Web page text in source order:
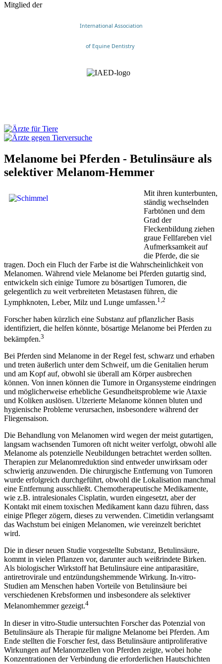
Mitglied der
International Association
of Equine Dentistry
Melanome bei Pferden - Betulinsäure als
selektiver Melanom-Hemmer
Mit ihren kunterbunten,
ständig wechselnden
Farbtönen und dem
Grad der
Fleckenbildung ziehen
graue Fellfareben viel
Aufmerksamkeit auf
die Pferde, die sie
tragen. Doch ein Fluch der Farbe ist die Wahrscheinlichkeit von
Melanomen. Während viele Melanome bei Pferden gutartig sind,
entwickeln sich einige Tumore zu bösartigen Tumoren, die
gelegentlich zu weit verbreiteten Metastasen führen, die
Lymphknoten, Leber, Milz und Lunge umfassen.1,2
Forscher haben kürzlich eine Substanz auf pflanzlicher Basis
identifiziert, die helfen könnte, bösartige Melanome bei Pferden zu
bekämpfen.3
Bei Pferden sind Melanome in der Regel fest, schwarz und erhaben
und treten äußerlich unter dem Schweif, um die Genitalien herum
und am Kopf auf, obwohl sie überall am Körper ausbrechen
können. Von innen können die Tumore in Organsysteme eindringen
und möglicherweise erhebliche Gesundheitsprobleme wie Ataxie
und Koliken auslösen. Ulzerierte Melanome können bluten und
hygienische Probleme verursachen, insbesondere während der
Fliegensaison.
Die Behandlung von Melanomen wird wegen der meist gutartigen,
langsam wachsenden Tumoren oft nicht weiter verfolgt, obwohl alle
Melanome als potenzielle Neubildungen betrachtet werden sollten.
Therapien zur Melanomreduktion sind entweder unwirksam oder
schwierig anzuwenden. Die chirurgische Entfernung von Tumoren
wurde erfolgreich durchgeführt, obwohl die Lokalisation manchmal
eine Entfernung ausschließt. Chemotherapeutische Medikamente,
wie z.B. intralesionales Cisplatin, wurden eingesetzt, aber der
Kontakt mit einem toxischen Medikament kann dazu führen, dass
einige Pfleger zögern, dieses zu verwenden. Cimetidin verlangsamt
das Wachstum bei einigen Melanomen, wie vereinzelt berichtet
wird.
Die in dieser neuen Studie vorgestellte Substanz, Betulinsäure,
kommt in vielen Pflanzen vor, darunter auch weißrindete Birken.
Als biologischer Wirkstoff hat Betulinsäure eine antiparasitäre,
antiretrovirale und entzündungshemmende Wirkung. In-vitro-
Studien am Menschen haben Vorteile von Betulinsäure bei
verschiedenen Krebsformen und insbesondere als selektiver
Melanomhemmer gezeigt.4
In dieser in vitro-Studie untersuchten Forscher das Potenzial von
Betulinsäure als Therapie für maligne Melanome bei Pferden. Am
Ende stellten die Forscher fest, dass Betulinsäure antiproliferative
Wirkungen auf Melanomzellen von Pferden zeigte, wobei hohe
Konzentrationen der Verbindung die erforderlichen Hautschichten